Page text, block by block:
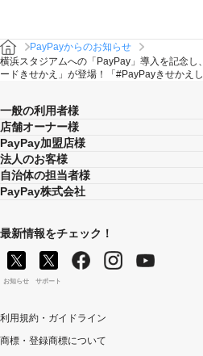
PayPayからのお知らせ
横浜スタジアムへの「PayPay」導入を記念し
ードきせかえ」が登場！「#PayPayきせかえ
一般の利用者様
店舗オーナー様
PayPay加盟店様
法人のお客様
自治体の担当者様
PayPay株式会社
最新情報をチェック！
お知らせ サポート
利用規約・ガイドライン
商標・登録商標について